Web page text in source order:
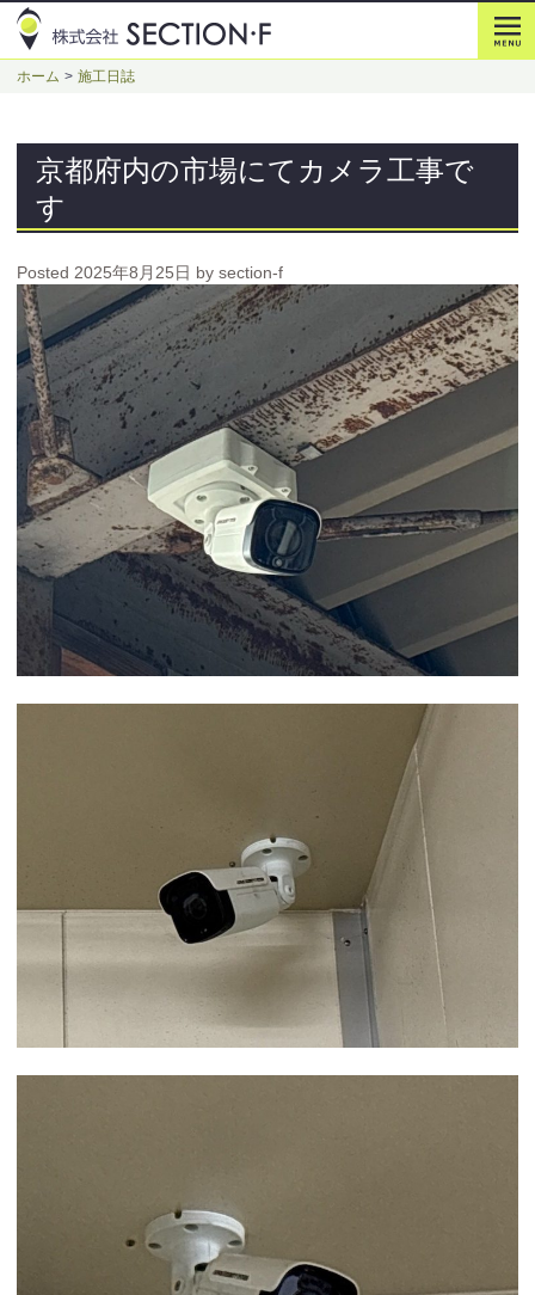
ホーム 施工日誌
京都府内の市場にてカメラ工事で
す
Posted 2025年8月25日 by section-f